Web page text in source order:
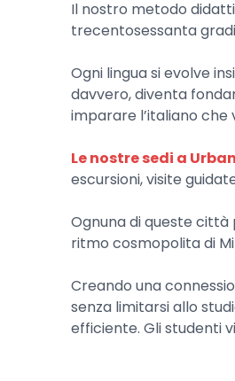
Il nostro metodo
trecentosessanta
Ogni lingua si evolve
davvero, diventa
imparare l’italiano che
Le nostre sedi a
escursioni, visite
Ognuna di queste
ritmo cosmopolita di
Creando una
senza limitarsi allo
efficiente. Gli studenti